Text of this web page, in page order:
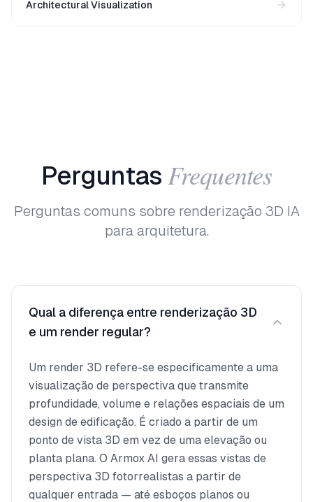
Architectural Visualization
Perguntas Frequentes
Perguntas comuns sobre renderização 3D IA
para arquitetura.
Qual a diferença entre renderização 3D
e um render regular?
Um render 3D refere-se especificamente a uma
visualização de perspectiva que transmite
profundidade, volume e relações espaciais de um
design de edificação. É criado a partir de um
ponto de vista 3D em vez de uma elevação ou
planta plana. O Armox AI gera essas vistas de
perspectiva 3D fotorrealistas a partir de
qualquer entrada — até esboços planos ou